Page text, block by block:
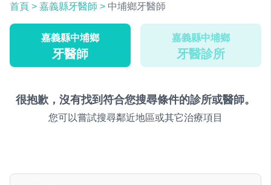
首頁 > 嘉義縣牙醫師 > 中埔鄉牙醫師
嘉義縣中埔鄉
牙醫師
嘉義縣中埔鄉
牙醫診所
很抱歉，沒有找到符合您搜尋條件的診所或醫師。
您可以嘗試搜尋鄰近地區或其它治療項目